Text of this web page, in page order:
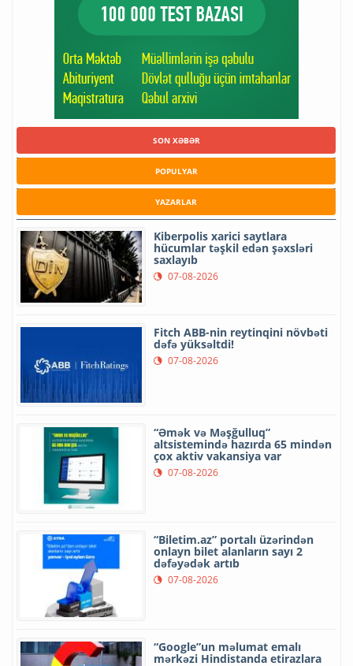
SON XƏBƏR
POPULYAR
YAZARLAR
Kiberpolis xarici saytlara
hücumlar təşkil edən şəxsləri
saxlayıb
07-08-2026
Fitch ABB-nin reytinqini növbəti
dəfə yüksəltdi!
07-08-2026
“Əmək və Məşğulluq”
altsistemində hazırda 65 mindən
çox aktiv vakansiya var
07-08-2026
“Biletim.az” portalı üzərindən
onlayn bilet alanların sayı 2
dəfəyədək artıb
07-08-2026
“Google”un məlumat emalı
mərkəzi Hindistanda etirazlara